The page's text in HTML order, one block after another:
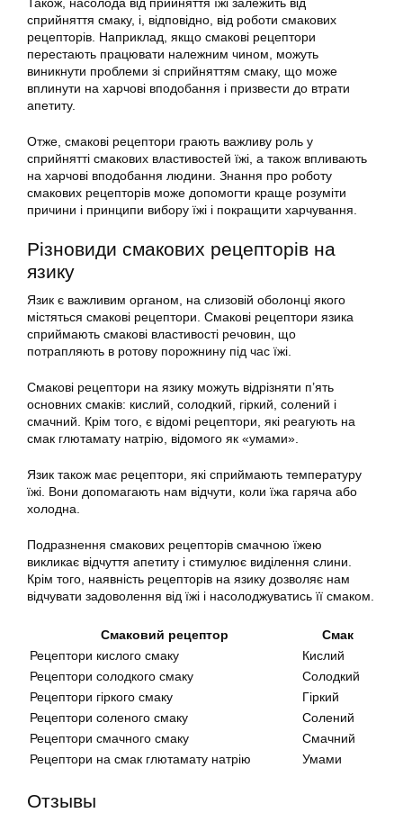
Також, насолода від прийняття їжі залежить від
сприйняття смаку, і, відповідно, від роботи смакових
рецепторів. Наприклад, якщо смакові рецептори
перестають працювати належним чином, можуть
виникнути проблеми зі сприйняттям смаку, що може
вплинути на харчові вподобання і призвести до втрати
апетиту.
Отже, смакові рецептори грають важливу роль у
сприйнятті смакових властивостей їжі, а також впливають
на харчові вподобання людини. Знання про роботу
смакових рецепторів може допомогти краще розуміти
причини і принципи вибору їжі і покращити харчування.
Різновиди смакових рецепторів на
язику
Язик є важливим органом, на слизовій оболонці якого
містяться смакові рецептори. Смакові рецептори язика
сприймають смакові властивості речовин, що
потрапляють в ротову порожнину під час їжі.
Смакові рецептори на язику можуть відрізняти п’ять
основних смаків: кислий, солодкий, гіркий, солений і
смачний. Крім того, є відомі рецептори, які реагують на
смак глютамату натрію, відомого як «умами».
Язик також має рецептори, які сприймають температуру
їжі. Вони допомагають нам відчути, коли їжа гаряча або
холодна.
Подразнення смакових рецепторів смачною їжею
викликає відчуття апетиту і стимулює виділення слини.
Крім того, наявність рецепторів на язику дозволяє нам
відчувати задоволення від їжі і насолоджуватись її смаком.
Смаковий рецептор
Смак
Рецептори кислого смаку
Кислий
Рецептори солодкого смаку
Солодкий
Рецептори гіркого смаку
Гіркий
Рецептори соленого смаку
Солений
Рецептори смачного смаку
Смачний
Рецептори на смак глютамату натрію
Умами
Отзывы